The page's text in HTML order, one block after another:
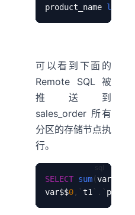
product_name like
可以看到下面的
Remote SQL 被
推送到
sales_order 所有
分区的存储节点执
行。
SELECT sum(var$$
var$$0 , `t1 ` . `